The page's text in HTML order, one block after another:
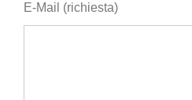
E-Mail (richiesta)